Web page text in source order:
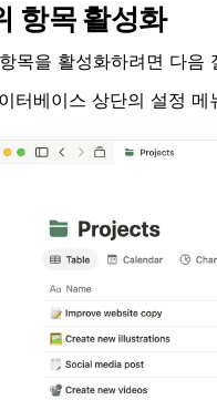
항목 활성화
목을 활성화하려면 다음
터베이스 상단의 설정 메